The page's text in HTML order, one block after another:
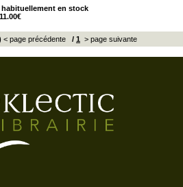
habituellement en stock
< page précédente / 1 > page suivante